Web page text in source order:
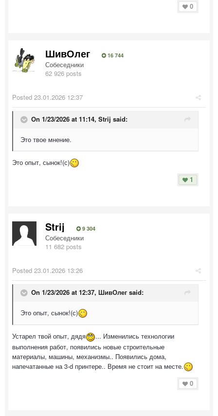
0
ШивОлег 16 744
Собеседники
62 926 posts
Posted 23.01.2026 12:37
On 1/23/2026 at 11:14, Strij said:
Это твое мнение.
Это опыт, сынок!(с)
1
Strij 9 304
Собеседники
11 682 posts
Posted 23.01.2026 13:26
On 1/23/2026 at 12:37, ШивОлег said:
Это опыт, сынок!(с)
Устарел твой опыт, дядя
... Изменились технологии
выполнения работ, появились новые строительные
материалы, машины, механизмы.. Появились дома,
напечатанные на 3-d принтере.. Время не стоит на месте.
0